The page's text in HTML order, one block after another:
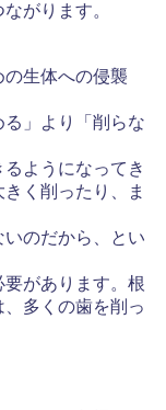
ながります。
生体への侵襲
」より「削らな
ようになってき
く削ったり、ま
のだから、とい
があります。根
多くの歯を削っ